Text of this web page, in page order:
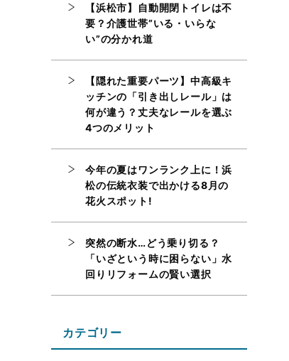
【浜松市】自動開閉トイレは不
要？介護世帯”いる・いらな
い”の分かれ道
【隠れた重要パーツ】中高級キ
ッチンの「引き出しレール」は
何が違う？丈夫なレールを選ぶ
4つのメリット
今年の夏はワンランク上に！浜
松の伝統衣装で出かける8月の
花火スポット!
突然の断水…どう乗り切る？
「いざという時に困らない」水
回りリフォームの賢い選択
カテゴリー